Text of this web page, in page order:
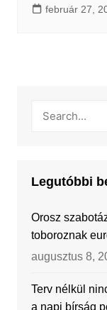
február 27,
Legutóbbi
Orosz
toboroznak
augusztus 8,
Terv nélkül
a napi bírság